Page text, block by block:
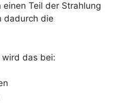
Teil der Strahlung
dadurch die
wird das bei: